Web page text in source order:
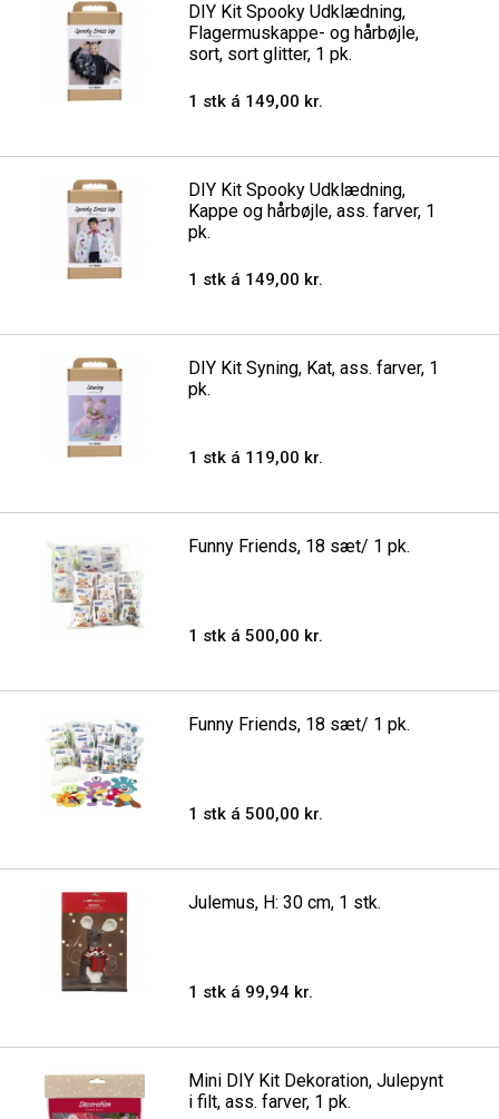
DIY Kit Spooky Udklædning,
Flagermuskappe- og hårbøjle,
sort, sort glitter, 1 pk.
1 stk á 149,00 kr.
DIY Kit Spooky Udklædning,
Kappe og hårbøjle, ass. farver, 1
pk.
1 stk á 149,00 kr.
DIY Kit Syning, Kat, ass. farver, 1
pk.
1 stk á 119,00 kr.
Funny Friends, 18 sæt/ 1 pk.
1 stk á 500,00 kr.
Funny Friends, 18 sæt/ 1 pk.
1 stk á 500,00 kr.
Julemus, H: 30 cm, 1 stk.
1 stk á 99,94 kr.
Mini DIY Kit Dekoration, Julepynt
i filt, ass. farver, 1 pk.